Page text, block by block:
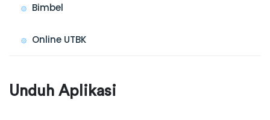
Bimbel
Online UTBK
Unduh Aplikasi